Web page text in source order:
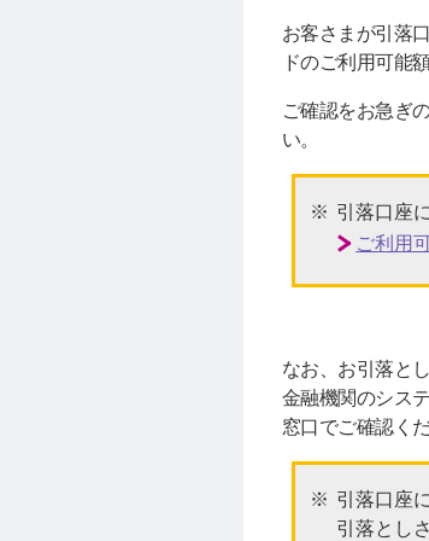
お客さまが引落
ドのご利用可能
ご確認をお急ぎ
い。
引落口座
ご利用
なお、お引落と
金融機関のシス
窓口でご確認くだ
引落口座
引落とし